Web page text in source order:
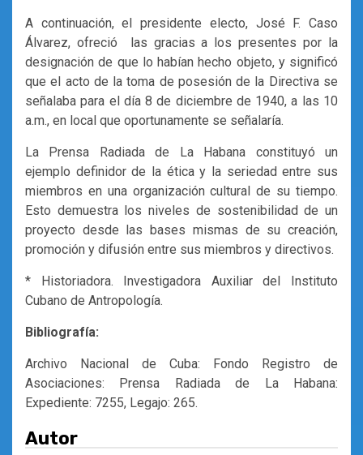
A continuación, el presidente electo, José F. Caso
Álvarez, ofreció las gracias a los presentes por la
designación de que lo habían hecho objeto, y significó
que el acto de la toma de posesión de la Directiva se
señalaba para el día 8 de diciembre de 1940, a las 10
a.m., en local que oportunamente se señalaría.
La Prensa Radiada de La Habana constituyó un
ejemplo definidor de la ética y la seriedad entre sus
miembros en una organización cultural de su tiempo.
Esto demuestra los niveles de sostenibilidad de un
proyecto desde las bases mismas de su creación,
promoción y difusión entre sus miembros y directivos.
* Historiadora. Investigadora Auxiliar del Instituto
Cubano de Antropología.
Bibliografía:
Archivo Nacional de Cuba: Fondo Registro de
Asociaciones: Prensa Radiada de La Habana:
Expediente: 7255, Legajo: 265.
Autor